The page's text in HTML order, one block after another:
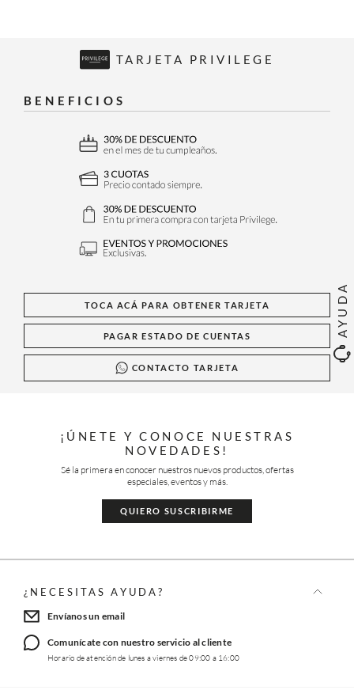
AYUDA
TARJETA PRIVILEGE
BENEFICIOS
TOCA ACÁ PARA OBTENER TARJETA
PAGAR ESTADO DE CUENTAS
CONTACTO TARJETA
¡ÚNETE Y CONOCE NUESTRAS
NOVEDADES!
Sé la primera en conocer nuestros nuevos productos, ofertas
especiales, eventos y más.
QUIERO SUSCRIBIRME
¿NECESITAS AYUDA?
Envíanos un email
Comunícate con nuestro servicio al cliente
Horario de atención de lunes a viernes de 09:00 a 16:00